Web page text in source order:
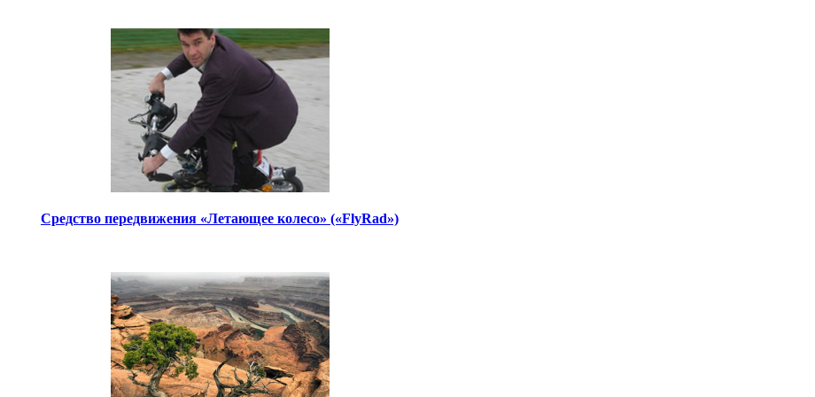
Средство передвижения «Летающее колесо» («FlyRad»)